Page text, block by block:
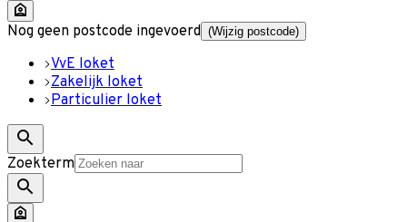
Nog geen postcode ingevoerd (Wijzig postcode)
VvE loket
Zakelijk loket
Particulier loket
Zoekterm